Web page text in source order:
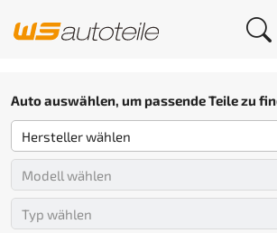
Auto auswählen, um passende Teile zu